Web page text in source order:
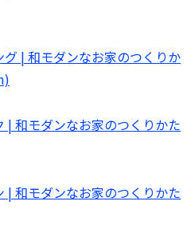
| 和モダンなお家のつくりか
和モダンなお家のつくりかた
| 和モダンなお家のつくりかた